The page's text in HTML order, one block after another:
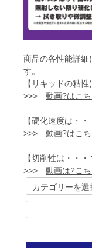
商品の各性能詳細
す。
【リキッドの粘性
>>> 動画?はこ
【硬化速度は・・
>>> 動画?はこ
【切削性は・・・
>>> 動画は?こ